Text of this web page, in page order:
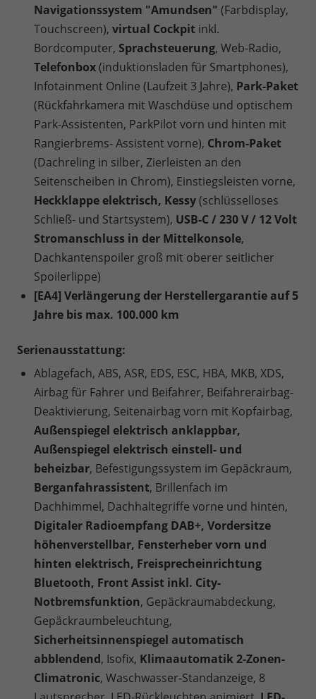
Navigationssystem "Amundsen" (Farbdisplay,
Touchscreen), virtual Cockpit inkl.
Bordcomputer, Sprachsteuerung, Web-Radio,
Telefonbox(induktionsladen für Smartphones),
Infotainment Online (Laufzeit 3 Jahre), Park-Paket
(Rückfahrkamera mit Waschdüse und optischem
Park-Assistenten, ParkPilot vorn und hinten mit
Rangierbrems- Assistent vorne), Chrom-Paket
(Dachreling in silber, Zierleisten an den
Seitenscheiben in Chrom), Einstiegsleisten vorne,
Heckklappe elektrisch, Kessy(schlüsselloses
Schließ- und Startsystem), USB-C / 230 V / 12 Volt
Stromanschluss in der Mittelkonsole,
Dachkantenspoiler groß mit oberer seitlicher
Spoilerlippe)
[EA4] Verlängerung der Herstellergarantie auf 5
Jahre bis max. 100.000 km
Serienausstattung:
Ablagefach, ABS, ASR, EDS, ESC, HBA, MKB, XDS,
Airbag für Fahrer und Beifahrer, Beifahrerairbag-
Deaktivierung, Seitenairbag vorn mit Kopfairbag,
Außenspiegel elektrisch anklappbar,
Außenspiegel elektrisch einstell- und
beheizbar, Befestigungssystem im Gepäckraum,
Berganfahrassistent, Brillenfach im
Dachhimmel, Dachhaltegriffe vorne und hinten,
Digitaler Radioempfang DAB+, Vordersitze
höhenverstellbar, Fensterheber vorn und
hinten elektrisch, Freisprecheinrichtung
Bluetooth, Front Assist inkl. City-
Notbremsfunktion, Gepäckraumabdeckung,
Gepäckraumbeleuchtung,
Sicherheitsinnenspiegel automatisch
abblendend, Isofix, Klimaautomatik 2-Zonen-
Climatronic, Waschwasser-Standanzeige, 8